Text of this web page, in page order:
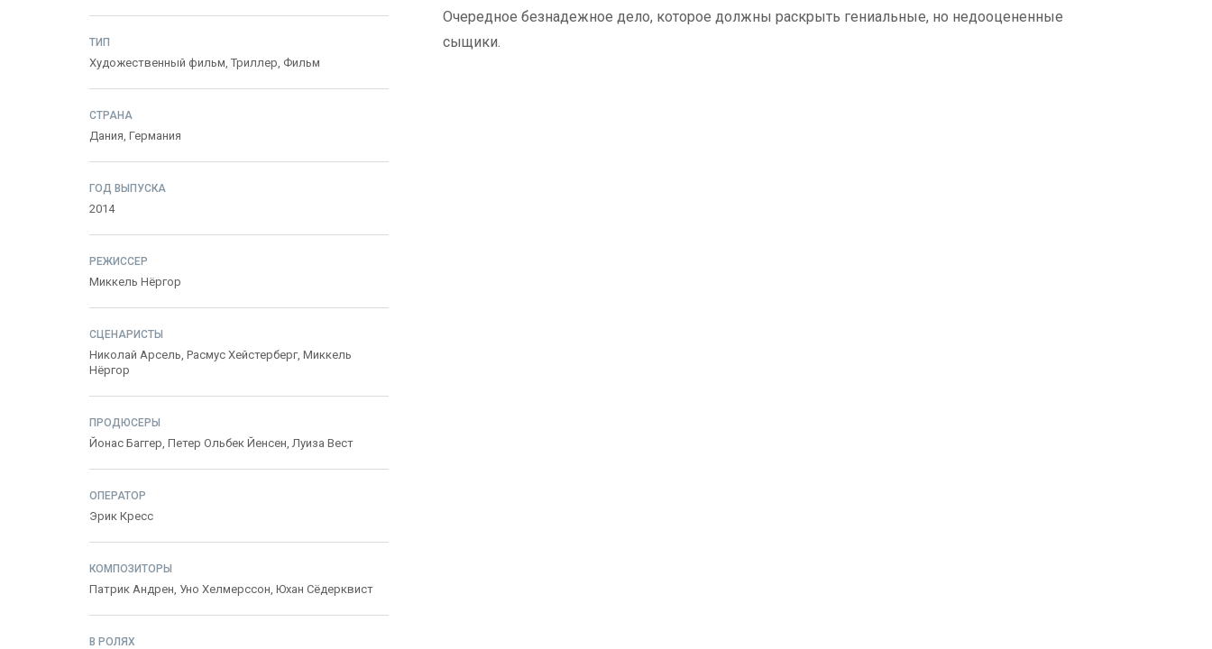
ТИП
Художественный фильм, Триллер, Фильм
СТРАНА
Дания, Германия
ГОД ВЫПУСКА
2014
РЕЖИССЕР
Миккель Нёргор
СЦЕНАРИСТЫ
Николай Арсель, Расмус Хейстерберг, Миккель
Нёргор
ПРОДЮСЕРЫ
Йонас Баггер, Петер Ольбек Йенсен, Луиза Вест
ОПЕРАТОР
Эрик Кресс
КОМПОЗИТОРЫ
Патрик Андрен, Уно Хелмерссон, Юхан Сёдерквист
В РОЛЯХ
Очередное безнадежное дело, которое должны раскрыть гениальные, но недооцененные
сыщики.